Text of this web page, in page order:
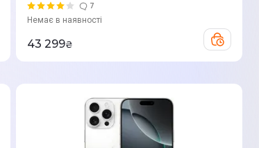
7
Немає в наявності
43 299₴